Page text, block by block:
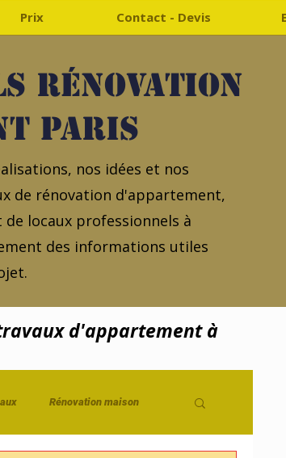
Prix Contact - Devis
rénovation
Paris
nos idées et nos
de rénovation d'appartement,
locaux professionnels à
des informations utiles
d'appartement à
Rénovation maison